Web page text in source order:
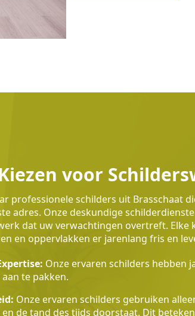
voor
professionele schilders uit Brasschaat
adres. Onze deskundige
dat uw verwachtingen overtreft.
en oppervlakken er jarenlang fris en
Onze ervaren schilders hebben
te pakken.
Onze ervaren schilders gebruiken
de tand des tijds doorstaat. Dit